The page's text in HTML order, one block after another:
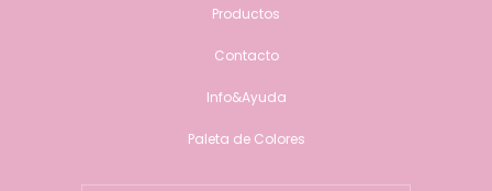
Productos
Contacto
Info&Ayuda
Paleta de Colores